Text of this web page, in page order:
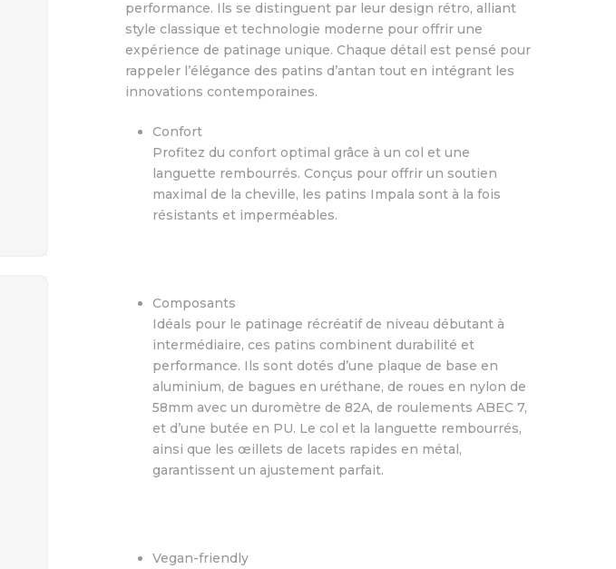
performance. Ils se distinguent par leur design rétro, alliant
style classique et technologie moderne pour offrir une
expérience de patinage unique. Chaque détail est pensé pour
rappeler l’élégance des patins d’antan tout en intégrant les
innovations contemporaines.
Confort
Profitez du confort optimal grâce à un col et une
languette rembourrés. Conçus pour offrir un soutien
maximal de la cheville, les patins Impala sont à la fois
résistants et imperméables.
Composants
Idéals pour le patinage récréatif de niveau débutant à
intermédiaire, ces patins combinent durabilité et
performance. Ils sont dotés d’une plaque de base en
aluminium, de bagues en uréthane, de roues en nylon de
58mm avec un duromètre de 82A, de roulements ABEC 7,
et d’une butée en PU. Le col et la languette rembourrés,
ainsi que les œillets de lacets rapides en métal,
garantissent un ajustement parfait.
Vegan-friendly